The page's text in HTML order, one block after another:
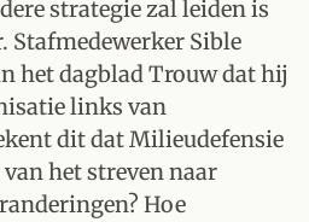
strategie zal leiden is
Stafmedewerker Sible
het dagblad Trouw dat hij
links van
dit dat Milieudefensie
het streven naar
Hoe